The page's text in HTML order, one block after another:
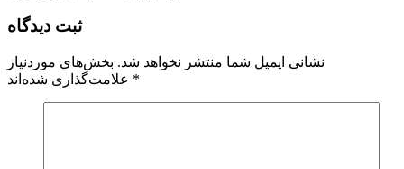
ثبت دیدگاه
نشانی ایمیل شما منتشر نخواهد شد. بخش‌های موردنیاز
*